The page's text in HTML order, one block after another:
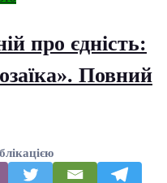
про єдність:
Повний